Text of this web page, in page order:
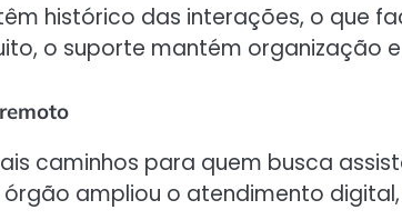
histórico das interações, o que
o suporte mantém organização
caminhos para quem busca
órgão ampliou o atendimento